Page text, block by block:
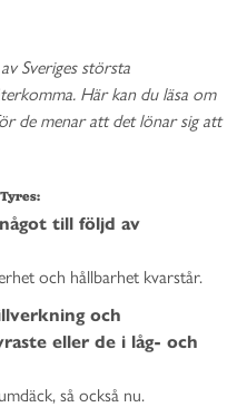
Sveriges största
Här kan du läsa om
de menar att det lönar sig att
till följd av
och hållbarhet kvarstår.
och
eller de i låg- och
så också nu.